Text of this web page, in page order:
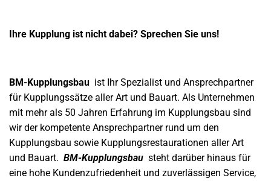
Ihre Kupplung ist nicht dabei? Sprechen Sie uns!
BM-Kupplungsbau ist Ihr Spezialist und Ansprechpartner
für Kupplungssätze aller Art und Bauart. Als Unternehmen
mit mehr als 50 Jahren Erfahrung im Kupplungsbau sind
wir der kompetente Ansprechpartner rund um den
Kupplungsbau sowie Kupplungsrestaurationen aller Art
und Bauart. BM-Kupplungsbau steht darüber hinaus für
eine hohe Kundenzufriedenheit und zuverlässigen Service,